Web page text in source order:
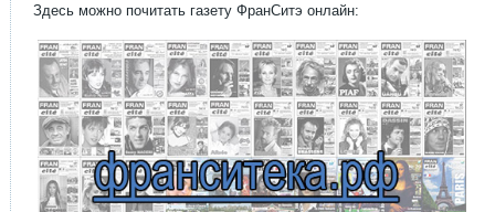
Здесь можно почитать газету ФранСитэ онлайн: